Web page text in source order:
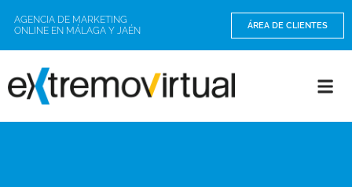
AGENCIA DE MARKETING
ONLINE EN MÁLAGA Y JAÉN
ÁREA DE CLIENTES